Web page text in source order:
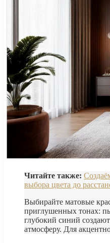
Читайте также:
выбора цвета до
Выбирайте матовые
приглушенных тонах:
глубокий синий
атмосферу. Для